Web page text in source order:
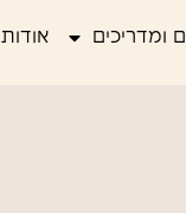
ומדריכים אודות